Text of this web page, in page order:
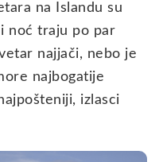
na Islandu su
noć traju po par
najjači, nebo je
najbogatije
izlasci